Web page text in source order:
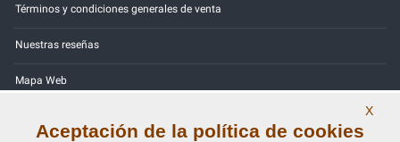
Términos y condiciones generales de venta
Nuestras reseñas
Mapa Web
X
Aceptación de la política de cookies